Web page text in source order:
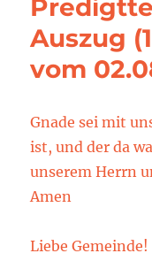
Auszug
vom
Gnade sei mit
ist, und der da
unserem Herrn
Amen
Liebe